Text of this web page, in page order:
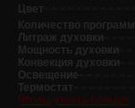
Цвет
Количество программ
Литраж духовки
Мощность духовки
Конвекция духовки
Освещение
Термостат
Чтобы узнать больше